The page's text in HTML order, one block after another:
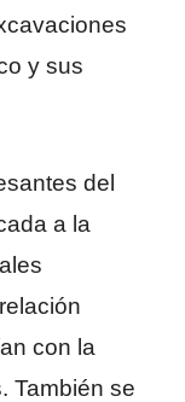
y sus
del
a la
con la
También se